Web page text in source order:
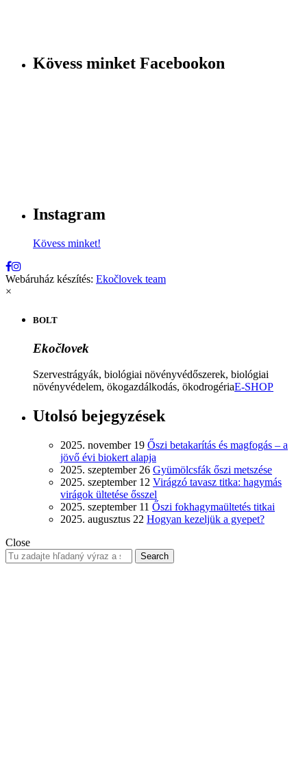
Kövess minket Facebookon
Instagram
Kövess minket!
Webáruház készítés: Ekočlovek team
×
BOLT
Ekočlovek
Szervestrágyák, biológiai növényvédőszerek, biológiai
növényvédelem, ökogazdálkodás, ökodrogériaE-SHOP
Utolsó bejegyzések
2025. november 19 Őszi betakarítás és magfogás – a
jövő évi biokert alapja
2025. szeptember 26 Gyümölcsfák őszi metszése
2025. szeptember 12 Virágzó tavasz titka: hagymás
virágok ültetése ősszel
2025. szeptember 11 Őszi fokhagymaültetés titkai
2025. augusztus 22 Hogyan kezeljük a gyepet?
Close